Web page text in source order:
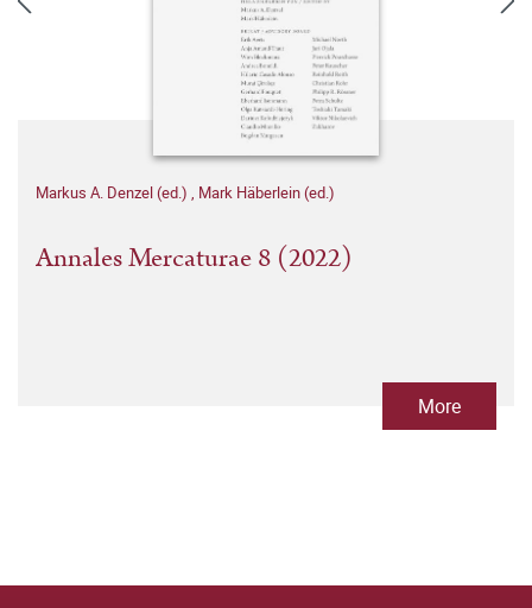
Markus A. Denzel (ed.) , Mark Häberlein (ed.)
Annales Mercaturae 8 (2022)
More